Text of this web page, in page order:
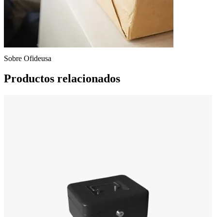
Sobre Ofideusa
Productos relacionados